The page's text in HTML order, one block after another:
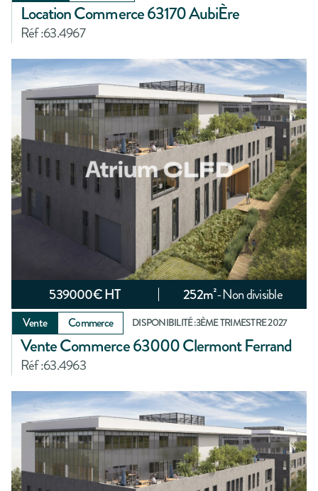
Location Commerce 63170 AubiÈre
Réf :63.4967
539000€ HT 252m²-Non divisible
Vente Commerce DISPONIBILITÉ :3ÈME TRIMESTRE 2027
Vente Commerce 63000 Clermont Ferrand
Réf :63.4963